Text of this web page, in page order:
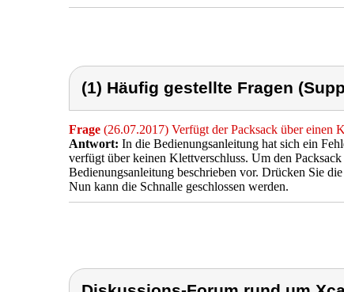
(1) Häufig gestellte Fragen
Frage (26.07.2017) Verfügt der Packsack über einen
Antwort: In die Bedienungsanleitung hat sich ein
verfügt über keinen Klettverschluss. Um den
Bedienungsanleitung beschrieben vor. Drücken Sie
Nun kann die Schnalle geschlossen werden.